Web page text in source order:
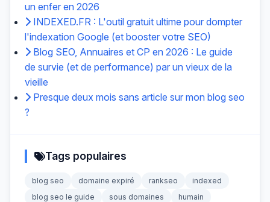
un enfer en 2026
INDEXED.FR : L'outil gratuit ultime pour dompter
l'indexation Google (et booster votre SEO)
Blog SEO, Annuaires et CP en 2026 : Le guide
de survie (et de performance) par un vieux de la
vieille
Presque deux mois sans article sur mon blog seo
?
Tags populaires
blog seo domaine expiré rankseo
indexed
blog seo le guide
sous domaines
humain